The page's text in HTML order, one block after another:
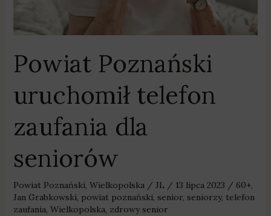
Powiat Poznański
uruchomił telefon
zaufania dla
seniorów
Powiat Poznański, Wielkopolska/ JL / 13 lipca 2023 / 60+,
Jan Grabkowski, powiat poznański, senior, seniorzy, telefon
zaufania, Wielkopolska, zdrowy senior